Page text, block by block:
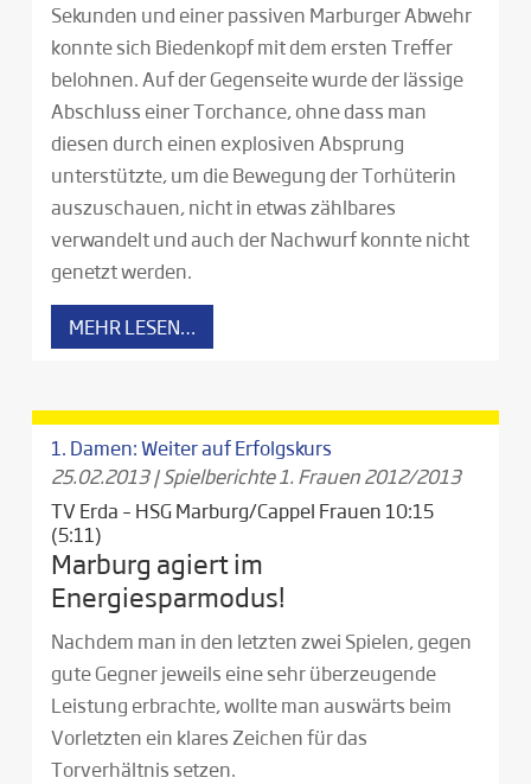
Sekunden und einer passiven Marburger Abwehr
konnte sich Biedenkopf mit dem ersten Treffer
belohnen. Auf der Gegenseite wurde der lässige
Abschluss einer Torchance, ohne dass man
diesen durch einen explosiven Absprung
unterstützte, um die Bewegung der Torhüterin
auszuschauen, nicht in etwas zählbares
verwandelt und auch der Nachwurf konnte nicht
genetzt werden.
MEHR LESEN…
1. Damen: Weiter auf Erfolgskurs
25.02.2013|Spielberichte 1. Frauen 2012/2013
TV Erda – HSG Marburg/Cappel Frauen 10:15
(5:11)
Marburg agiert im
Energiesparmodus!
Nachdem man in den letzten zwei Spielen, gegen
gute Gegner jeweils eine sehr überzeugende
Leistung erbrachte, wollte man auswärts beim
Vorletzten ein klares Zeichen für das
Torverhältnis setzen.